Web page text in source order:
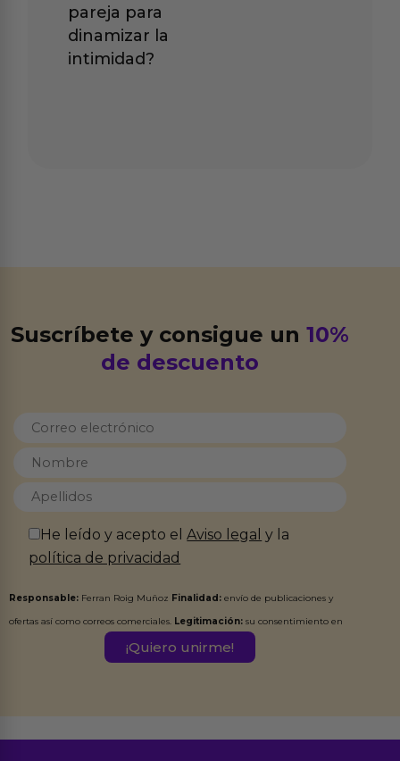
pareja para
dinamizar la
intimidad?
Suscríbete y consigue un10%
de descuento
He leído y acepto elAviso legal y la
política de privacidad
Responsable: Ferran Roig Muñoz Finalidad: envío de publicaciones y
ofertas así como correos comerciales. Legitimación: su consentimiento en
Destinatarios:Ferran Roig Muñoz. Podrás ejercer tus